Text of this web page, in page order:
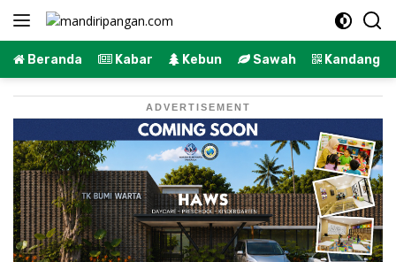
Langsung
Beranda Kabar Kebun Sawah Kandang
ADVERTISEMENT